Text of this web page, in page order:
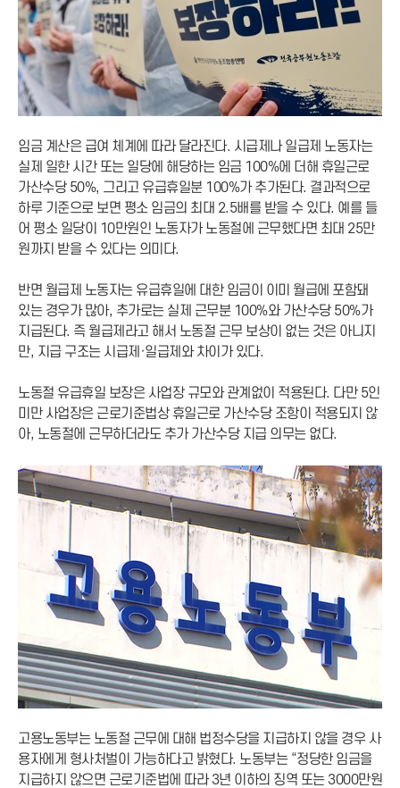
임금 계산은 급여 체계에 따라 달라진다. 시급제나 일급제 노동자는
실제 일한 시간 또는 일당에 해당하는 임금 100%에 더해 휴일근로
가산수당 50%, 그리고 유급휴일분 100%가 추가된다. 결과적으로
하루 기준으로 보면 평소 임금의 최대 2.5배를 받을 수 있다. 예를 들
어 평소 일당이 10만원인 노동자가 노동절에 근무했다면 최대 25만
원까지 받을 수 있다는 의미다.
반면 월급제 노동자는 유급휴일에 대한 임금이 이미 월급에 포함돼
있는 경우가 많아, 추가로는 실제 근무분 100%와 가산수당 50%가
지급된다. 즉 월급제라고 해서 노동절 근무 보상이 없는 것은 아니지
만, 지급 구조는 시급제·일급제와 차이가 있다.
노동절 유급휴일 보장은 사업장 규모와 관계없이 적용된다. 다만 5인
미만 사업장은 근로기준법상 휴일근로 가산수당 조항이 적용되지 않
아, 노동절에 근무하더라도 추가 가산수당 지급 의무는 없다.
고용노동부는 노동절 근무에 대해 법정수당을 지급하지 않을 경우 사
용자에게 형사처벌이 가능하다고 밝혔다. 노동부는 “정당한 임금을
지급하지 않으면 근로기준법에 따라 3년 이하의 징역 또는 3000만원